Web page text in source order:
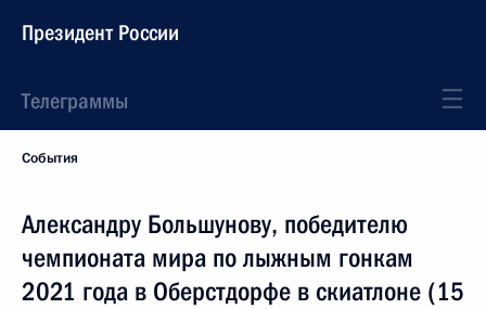
Президент России
Телеграммы
События
Александру Большунову, победителю
чемпионата мира по лыжным гонкам
2021 года в Оберстдорфе в скиатлоне (15